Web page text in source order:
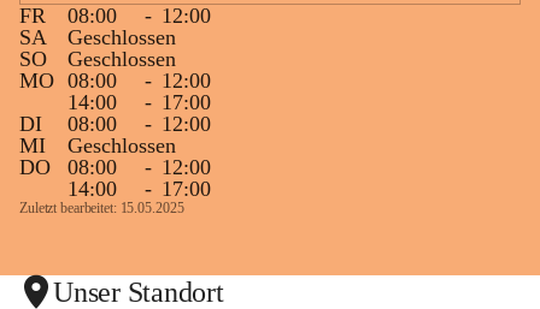
FR
08:00 - 12:00
SA
Geschlossen
SO
Geschlossen
MO 08:00 - 12:00
14:00
- 17:00
DI
08:00 - 12:00
MI
Geschlossen
DO
08:00 - 12:00
14:00
- 17:00
Zuletzt bearbeitet: 15.05.2025
Unser Standort